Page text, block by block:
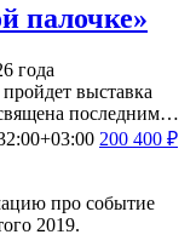
палочке»
года
выставка
последним…
200 400 ₽
про событие
2019.